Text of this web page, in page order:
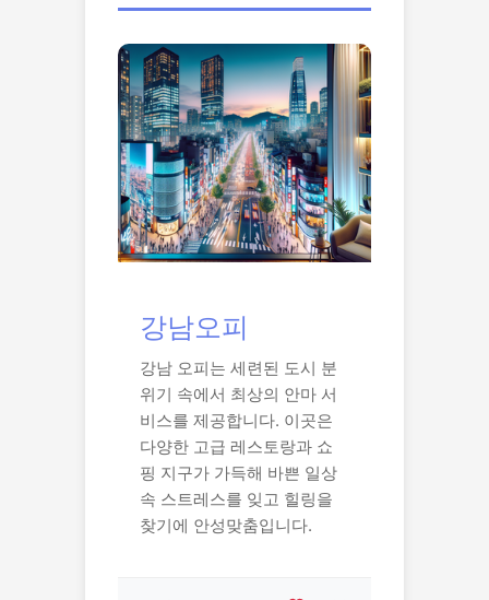
강남오피
강남 오피는 세련된 도시 분
위기 속에서 최상의 안마 서
비스를 제공합니다. 이곳은
다양한 고급 레스토랑과 쇼
핑 지구가 가득해 바쁜 일상
속 스트레스를 잊고 힐링을
찾기에 안성맞춤입니다.